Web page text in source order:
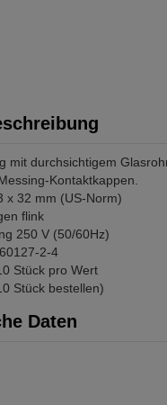
mit durchsichtigem
Kontaktkappen.
x 32 mm (US-Norm)
flink
250 V (50/60Hz)
2-4
Stück pro Wert
Stück bestellen)
Daten